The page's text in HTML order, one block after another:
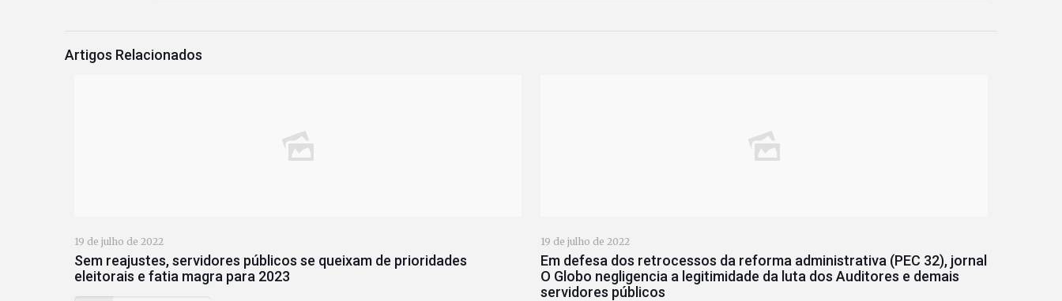
Artigos Relacionados
19 de julho de 2022
Sem reajustes, servidores públicos se queixam de prioridades
eleitorais e fatia magra para 2023
19 de julho de 2022
Em defesa dos retrocessos da reforma administrativa (PEC 32), jornal
O Globo negligencia a legitimidade da luta dos Auditores e demais
servidores públicos